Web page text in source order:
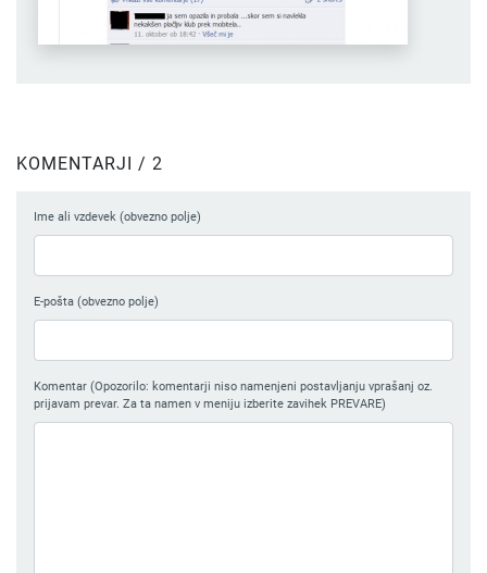
KOMENTARJI / 2
Ime ali vzdevek (obvezno polje)
E-pošta (obvezno polje)
Komentar (Opozorilo: komentarji niso namenjeni postavljanju vprašanj oz.
prijavam prevar. Za ta namen v meniju izberite zavihek PREVARE)